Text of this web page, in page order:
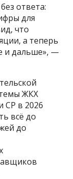
ответа:
для
что
а теперь
и дальше», —
ЖКХ
СР в 2026
всё до
до